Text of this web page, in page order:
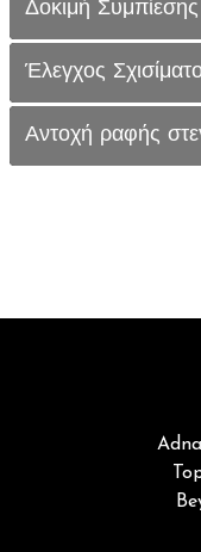
Δοκιμή Συμπίεσης
Έλεγχος
Αντοχή ραφής